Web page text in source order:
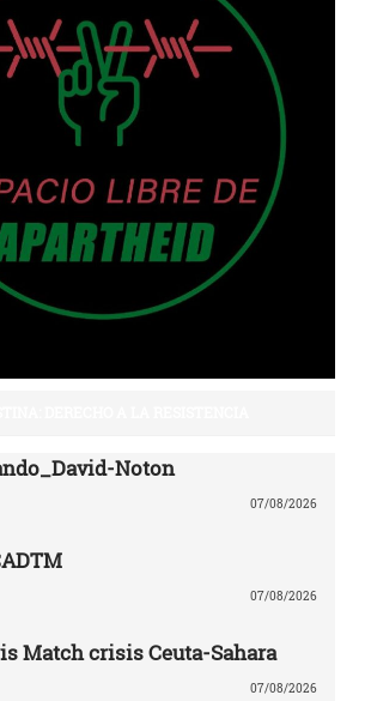
Noton
07/08/2026
07/08/2026
Match crisis Ceuta-Sahara
07/08/2026